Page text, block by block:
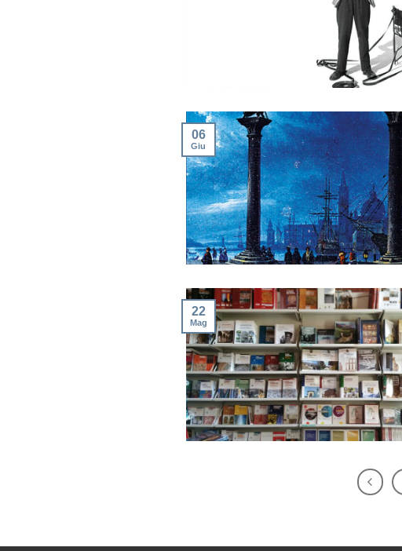
06
Giu
22
Mag